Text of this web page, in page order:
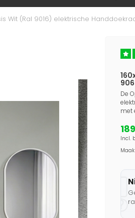
Wit (Ral 9016) elektrische
De
met
Incl.